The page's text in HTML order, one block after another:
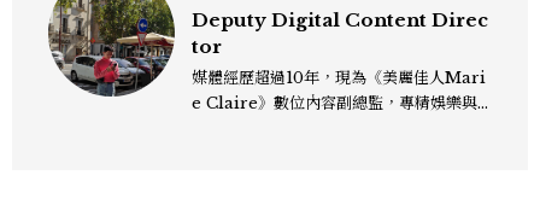
Deputy Digital Content Direc
tor
媒體經歷超過10年，現為《美麗佳人Mari
e Claire》數位內容副總監，專精娛樂與